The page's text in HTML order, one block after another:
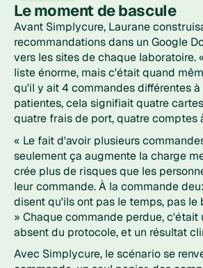
Le moment debascule
Avant Simplycure, Laurane
recommandations dans un Google
vers les sites de chaque laboratoire.
liste énorme, mais c'était quand
qu'il y ait 4 commandes différentes à
patientes, cela signifiait quatre
quatre frais de port, quatre comptes
« Le fait d'avoir plusieurs
seulement ça augmente la charge
crée plus de risques que les
leur commande. À la commande
disent qu'ils ont pas le temps, pas le
» Chaque commande perdue, c'était
absent du protocole, et un résultat
Avec Simplycure, le scénario se